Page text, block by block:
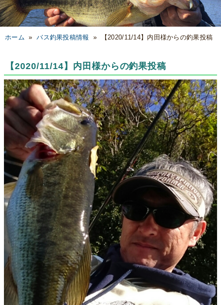
ホーム »バス釣果投稿情報 » 【2020/11/14】内田様からの釣果投稿
【2020/11/14】内田様からの釣果投稿